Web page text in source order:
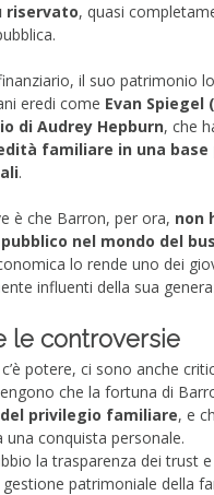
riservato, quasi
il suo patrimonio
eredi come Evan Spiegel
di Audrey Hepburn, che
familiare in una base
.
è che Barron, per ora, non
nel mondo del
lo rende uno dei
influenti della sua
le controversie
potere, ci sono anche
che la fortuna di
privilegio familiare, e
una conquista personale.
la trasparenza dei trust
patrimoniale della